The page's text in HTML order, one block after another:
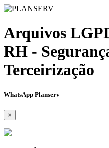
Arquivos
RH -
Terceirização
WhatsApp Planserv
×